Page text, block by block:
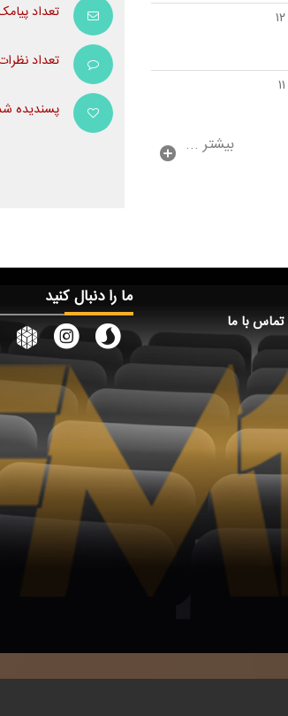
بیشتر ...
تعداد
تعداد
پسندیده
تماس با ما
ما را دنبال کنید